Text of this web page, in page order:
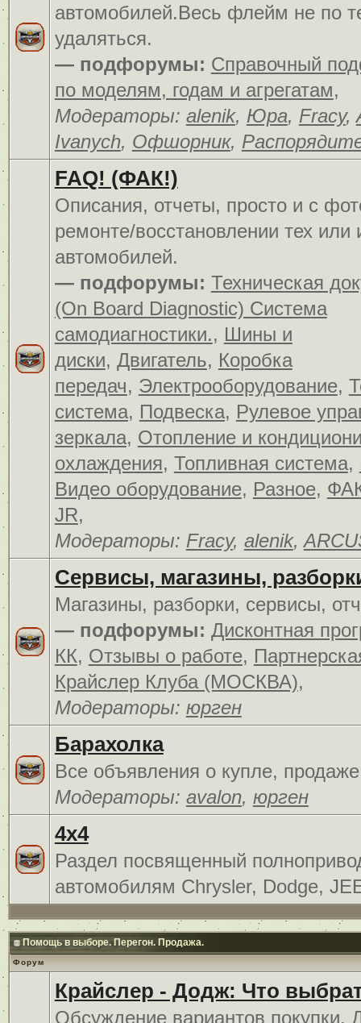
автомобилей.Весь флейм не по
удаляться.
— подфорумы: Справочный
по моделям, годам и агрегатам,
Модераторы: alenik, Юра, Fracy,
Ivanych, Офшорник,
FAQ! (ФАК!)
Описания, отчеты, просто и c
ремонте/восстановлении тех или
автомобилей.
— подфорумы: Техническая
(On Board Diagnostic) Система
самодиагностики., Шины и
диски, Двигатель, Коробка
передач, Электрооборудование,
система, Подвеска, Рулевое
зеркала, Отопление и
охлаждения, Топливная система,
Видео оборудование, Разное,
JR,
Модераторы: Fracy, alenik,
Сервисы, магазины,
Магазины, разборки, сервисы,
— подфорумы: Дисконтная
КК, Отзывы о работе,
Крайслер Клуба (МОСКВА),
Модераторы: юрген
Барахолка
Все объявления о купле,
Модераторы: avalon, юрген
4x4
Раздел посвященный
автомобилям Chrysler, Dodge,
Помощь в выборе. Перегон. Продажа.
Форум
Крайслер - Додж: Что
Обсуждение вариантов покупки.